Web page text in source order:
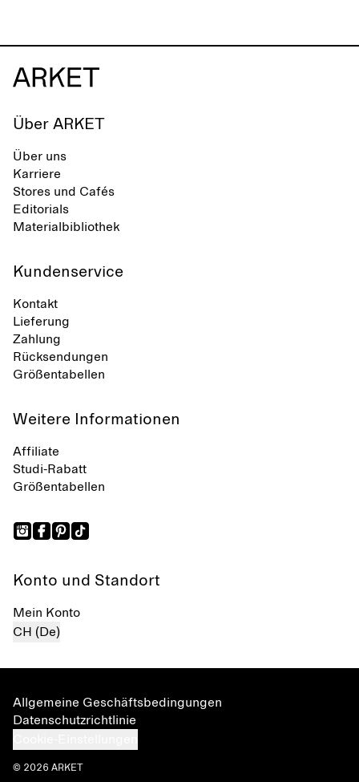
Über ARKET
Über uns
Karriere
Stores und Cafés
Editorials
Materialbibliothek
Kundenservice
Kontakt
Lieferung
Zahlung
Rücksendungen
Größentabellen
Weitere Informationen
Affiliate
Studi-Rabatt
Größentabellen
Konto und Standort
Mein Konto
CH (De)
Allgemeine Geschäftsbedingungen
Datenschutzrichtlinie
© 2026 ARKET